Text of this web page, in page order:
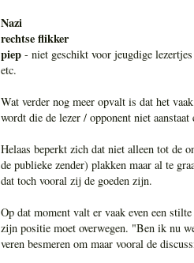
Nazi
rechtse flikker
piep - niet geschikt voor jeugdige
etc.
Wat verder nog meer opvalt is dat het
wordt die de lezer / opponent niet
Helaas beperkt zich dat niet alleen tot de
de publieke zender) plakken maar al te
dat toch vooral zij de goeden zijn.
Op dat moment valt er vaak even een
zijn positie moet overwegen. "Ben ik nu
veren besmeren om maar vooral de